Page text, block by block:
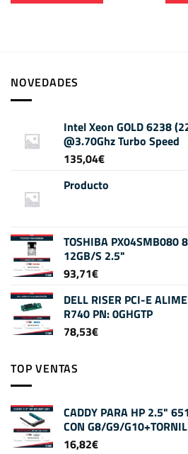
NOVEDADES
Intel Xeon GOLD 6238
@3.70Ghz Turbo Speed
135,04€
Producto
TOSHIBA PX04SMB080
12GB/S 2.5"
93,71€
DELL RISER PCI-E
R740 PN: 0GHGTP
78,53€
TOP VENTAS
CADDY PARA HP 2.5"
CON G8/G9/
16,82€